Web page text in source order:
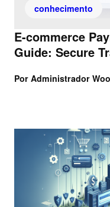
conhecimento
E-commerce
Guide: Secure
Por Administrador